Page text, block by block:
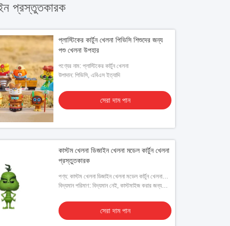
প্রস্তুতকারক
প্লাস্টিকের কার্টুন খেলনা পিভিসি শিশুদের জন্য
পশু খেলনা উপহার
পণ্যের নাম: প্লাস্টিকের কার্টুন খেলনা
উপাদান: পিভিসি, এবিএস ইত্যাদি
সেরা দাম পান
কাস্টম খেলনা ডিজাইন খেলনা মডেল কার্টুন খেলনা
প্রস্তুতকারক
পণ্য: কাস্টম খেলনা ডিজাইন খেলনা মডেল কার্টুন খেলনা
প্রস্তুতকারক
বিদ্যমান পরিমাণ: বিদ্যমান নেই, কাস্টমাইজ করার জন্য
সেরা দাম পান